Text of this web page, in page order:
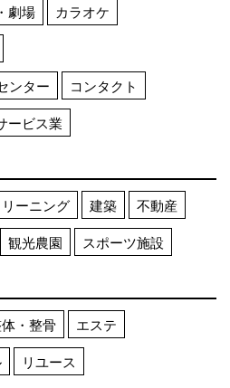
劇場
カラオケ
ンター
コンタクト
ービス業
ーニング 建築
不動産
観光農園 スポーツ施設
・整骨
エステ
リユース